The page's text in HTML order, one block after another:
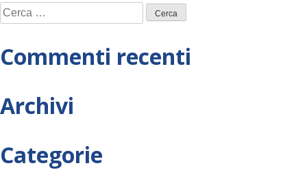
Ricerca
per:
Commenti recenti
Archivi
Categorie